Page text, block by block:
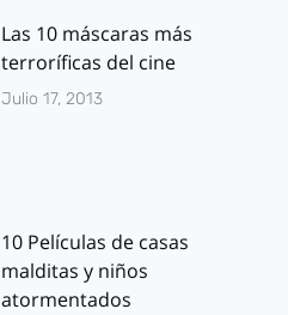
Las 10 máscaras más
terroríficas del cine
Julio 17, 2013
10 Películas de casas
malditas y niños
atormentados